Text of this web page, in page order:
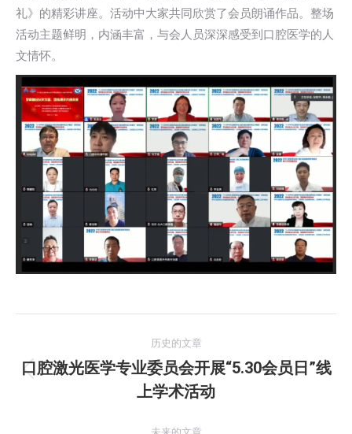
礼》的精彩讲座。活动中大家共同欣赏了会员朗诵作品。整场
活动主题鲜明，内涵丰富，与会人员深深感受到口腔医学的人
文情怀。
章
历史的文章
历
史
口腔激光医学专业委员会开展“5.30会员日”线
上学术活动